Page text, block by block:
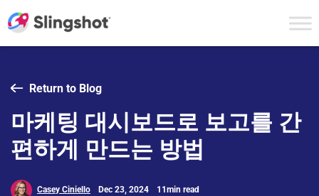
Return to Blog
마케팅 대시보드로 보고를 간
편하게 만드는 방법
Casey Ciniello Dec 23, 2024 11min read